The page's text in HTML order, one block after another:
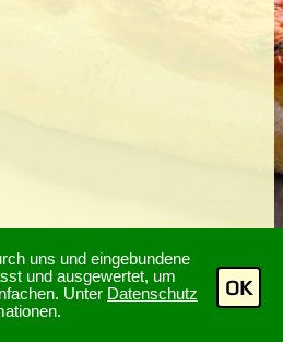
uns und eingebundene
und ausgewertet, um
Unter Datenschutz
OK